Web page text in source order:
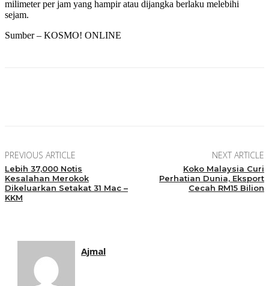
milimeter per jam yang hampir atau dijangka berlaku melebihi
sejam.
Sumber – KOSMO! ONLINE
PREVIOUS ARTICLE
Lebih 37,000 Notis
Kesalahan Merokok
Dikeluarkan Setakat 31 Mac –
KKM
NEXT ARTICLE
Koko Malaysia Curi
Perhatian Dunia, Eksport
Cecah RM15 Bilion
Ajmal